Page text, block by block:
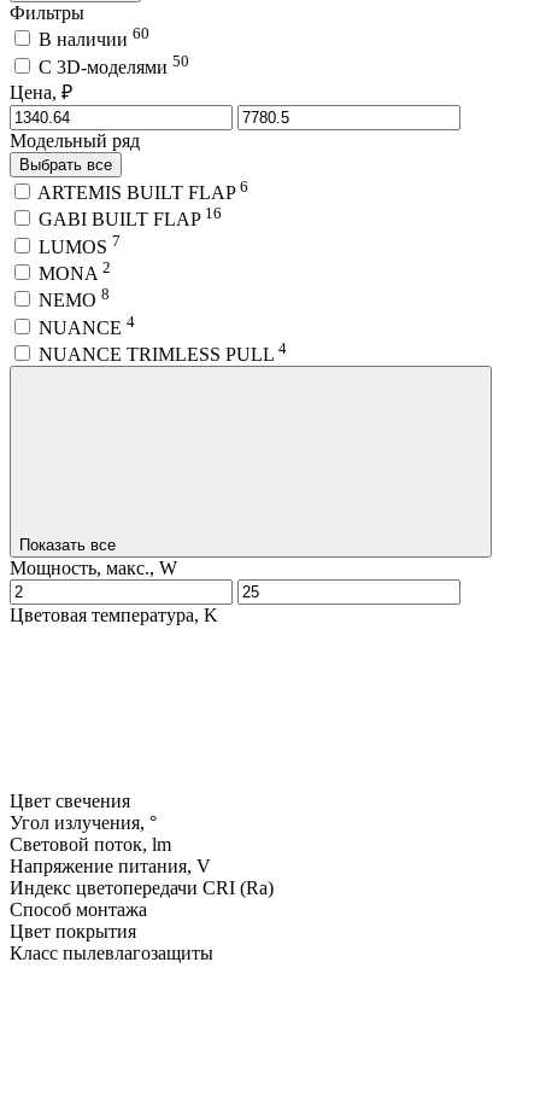
Фильтры
В наличии 60
C 3D-моделями 50
Цена, ₽
Модельный ряд
Выбрать все
ARTEMIS BUILT FLAP 6
GABI BUILT FLAP 16
LUMOS 7
MONA 2
NEMO 8
NUANCE 4
NUANCE TRIMLESS PULL 4
Показать все
Мощность, макс., W
Цветовая температура, K
Цвет свечения
Угол излучения, °
Световой поток, lm
Напряжение питания, V
Индекс цветопередачи CRI (Ra)
Способ монтажа
Цвет покрытия
Класс пылевлагозащиты